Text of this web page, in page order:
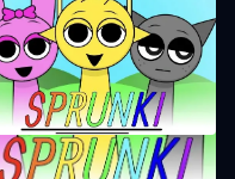
Sprunki Фаза 1